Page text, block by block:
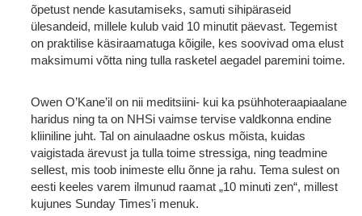
õpetust nende kasutamiseks, samuti sihipäraseid
ülesandeid, millele kulub vaid 10 minutit päevast. Tegemist
on praktilise käsiraamatuga kõigile, kes soovivad oma elust
maksimumi võtta ning tulla rasketel aegadel paremini toime.
Owen O’Kane’il on nii meditsiini- kui ka psühhoteraapiaalane
haridus ning ta on NHSi vaimse tervise valdkonna endine
kliiniline juht. Tal on ainulaadne oskus mõista, kuidas
vaigistada ärevust ja tulla toime stressiga, ning teadmine
sellest, mis toob inimeste ellu õnne ja rahu. Tema sulest on
eesti keeles varem ilmunud raamat „10 minuti zen“, millest
kujunes Sunday Times’i menuk.